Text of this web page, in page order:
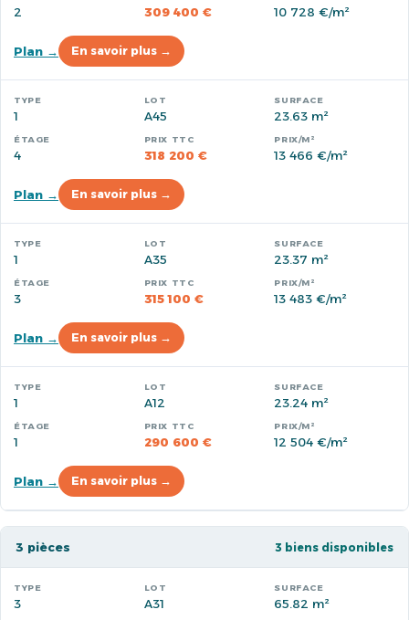
2 309 400 € 10 728 €/m²
Plan → En savoir plus →
1 A45 23.63 m²
4 318 200 € 13 466 €/m²
Plan → En savoir plus →
1 A35 23.37 m²
3 315 100 € 13 483 €/m²
Plan → En savoir plus →
1 A12 23.24 m²
1 290 600 € 12 504 €/m²
Plan → En savoir plus →
3 pièces 3 biens disponibles
3 A31 65.82 m²